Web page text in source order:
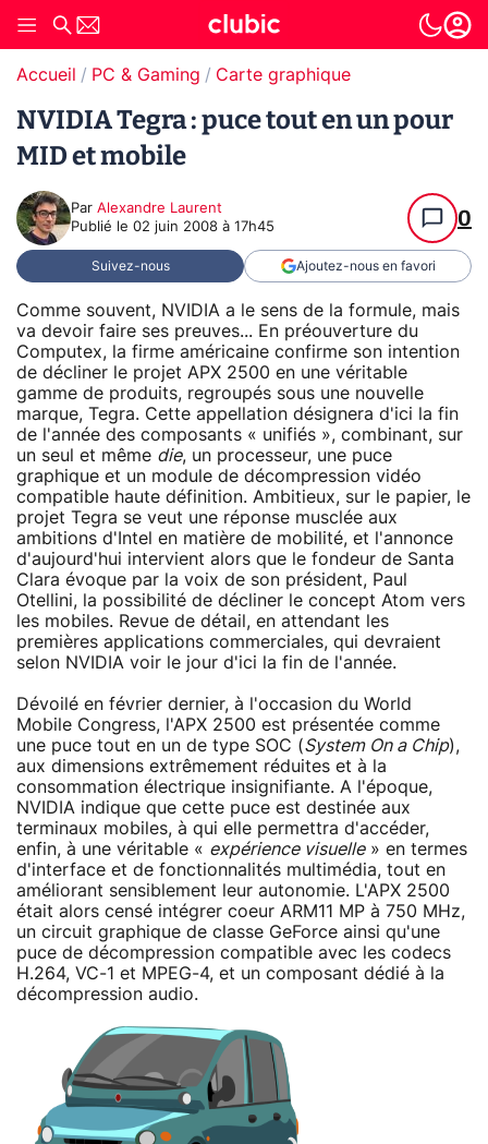
Accueil PC & Gaming Carte graphique
NVIDIA Tegra : puce tout en un pour
MID et mobile
Par Alexandre Laurent
Publié le 02 juin 2008 à 17h45 0
Suivez-nous Ajoutez-nous en favori
Comme souvent, NVIDIA a le sens de la formule, mais
va devoir faire ses preuves... En préouverture du
Computex, la firme américaine confirme son intention
de décliner le projet APX 2500 en une véritable
gamme de produits, regroupés sous une nouvelle
marque, Tegra. Cette appellation désignera d'ici la fin
de l'année des composants « unifiés », combinant, sur
un seul et même die, un processeur, une puce
graphique et un module de décompression vidéo
compatible haute définition. Ambitieux, sur le papier, le
projet Tegra se veut une réponse musclée aux
ambitions d'Intel en matière de mobilité, et l'annonce
d'aujourd'hui intervient alors que le fondeur de Santa
Clara évoque par la voix de son président, Paul
Otellini, la possibilité de décliner le concept Atom vers
les mobiles. Revue de détail, en attendant les
premières applications commerciales, qui devraient
selon NVIDIA voir le jour d'ici la fin de l'année.
Dévoilé en février dernier, à l'occasion du World
Mobile Congress, l'APX 2500 est présentée comme
une puce tout en un de type SOC (System On a Chip),
aux dimensions extrêmement réduites et à la
consommation électrique insignifiante. A l'époque,
NVIDIA indique que cette puce est destinée aux
terminaux mobiles, à qui elle permettra d'accéder,
enfin, à une véritable « expérience visuelle» en termes
d'interface et de fonctionnalités multimédia, tout en
améliorant sensiblement leur autonomie. L'APX 2500
était alors censé intégrer coeur ARM11 MP à 750 MHz,
un circuit graphique de classe GeForce ainsi qu'une
puce de décompression compatible avec les codecs
H.264, VC-1 et MPEG-4, et un composant dédié à la
décompression audio.